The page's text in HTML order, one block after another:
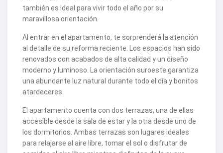
también es ideal para vivir todo el año por su
maravillosa orientación.
Al entrar en el apartamento, te sorprenderá la atención
al detalle de su reforma reciente. Los espacios han sido
renovados con acabados de alta calidad y un diseño
moderno y luminoso. La orientación suroeste garantiza
una abundante luz natural durante todo el día y bonitos
atardeceres.
El apartamento cuenta con dos terrazas, una de ellas
accesible desde la sala de estar y la otra desde uno de
los dormitorios. Ambas terrazas son lugares ideales
para relajarse al aire libre, tomar el sol o disfrutar de